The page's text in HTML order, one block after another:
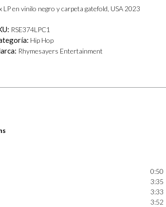
LP en vinilo negro y carpeta gatefold, USA 2023
RSE374LPC1
Hip Hop
Rhymesayers Entertainment
0:50
3:35
3:33
3:52